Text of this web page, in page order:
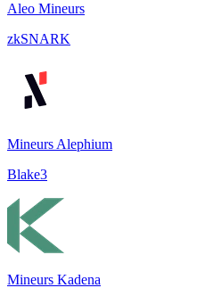
Aleo Mineurs
zkSNARK
Mineurs Alephium
Blake3
Mineurs Kadena